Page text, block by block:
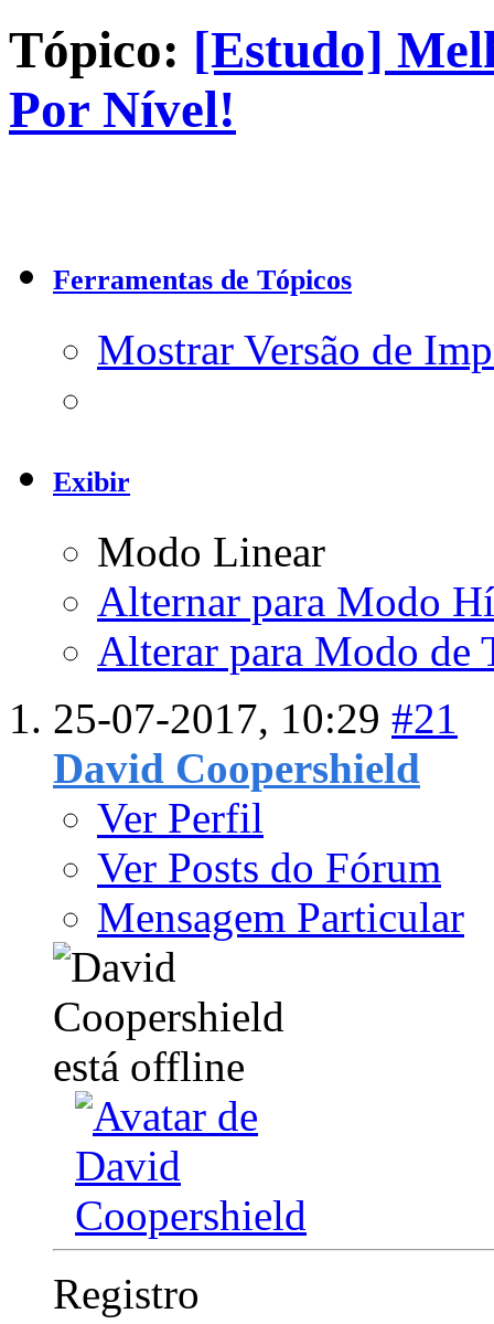
Tópico: [Estudo]
Por Nível!
Ferramentas de Tópicos
Mostrar Versão de
Exibir
Modo Linear
Alternar para Modo
Alterar para Modo de
25-07-2017, 10:29 #21
David Coopershield
Ver Perfil
Ver Posts do Fórum
Mensagem Particular
Registro